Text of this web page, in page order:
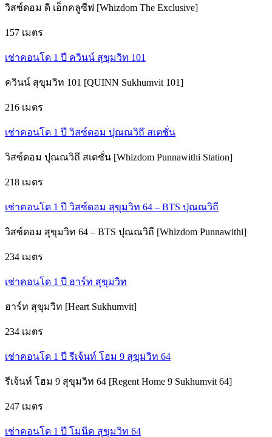
วิสซ์ดอม ดิ เอ็กคลูซีฟ [Whizdom The Exclusive]
157 เมตร
เช่าคอนโด 1 ปี ควินน์ สุขุมวิท 101
ควินน์ สุขุมวิท 101 [QUINN Sukhumvit 101]
216 เมตร
เช่าคอนโด 1 ปี วิสซ์ดอม ปุณณวิถึ สเตชั่น
วิสซ์ดอม ปุณณวิถึ สเตชั่น [Whizdom Punnawithi Station]
218 เมตร
เช่าคอนโด 1 ปี วิสซ์ดอม สุขุมวิท 64 – BTS ปุณณวิถี
วิสซ์ดอม สุขุมวิท 64 – BTS ปุณณวิถี [Whizdom Punnawithi]
234 เมตร
เช่าคอนโด 1 ปี ฮาร์ท สุขุมวิท
ฮาร์ท สุขุมวิท [Heart Sukhumvit]
234 เมตร
เช่าคอนโด 1 ปี รีเจ้นท์ โฮม 9 สุขุมวิท 64
รีเจ้นท์ โฮม 9 สุขุมวิท 64 [Regent Home 9 Sukhumvit 64]
247 เมตร
เช่าคอนโด 1 ปี โมนีค สุขุมวิท 64